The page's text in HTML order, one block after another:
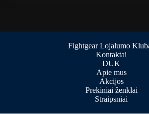
Fightgear Lojalumo
Kontaktai
DUK
Apie mus
Akcijos
Prekiniai ženklai
Straipsniai